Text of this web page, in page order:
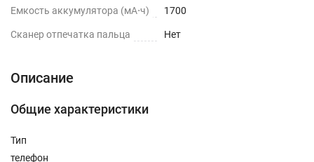
Емкость аккумулятора (мА⋅ч) 1700
Сканер отпечатка пальца Нет
Описание
Общие характеристики
Тип
телефон